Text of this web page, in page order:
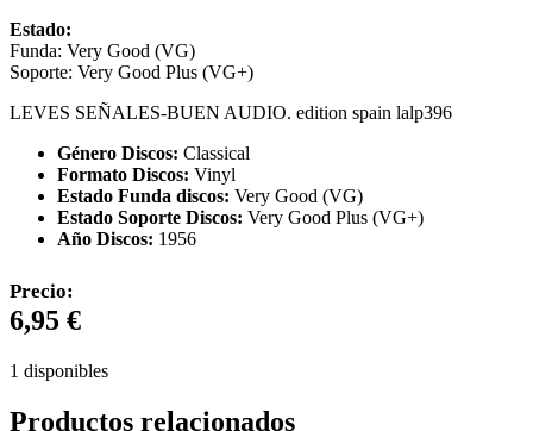
Estado:
Funda: Very Good (VG)
Soporte: Very Good Plus (VG+)
LEVES SEÑALES-BUEN AUDIO. edition spain lalp396
Género Discos: Classical
Formato Discos: Vinyl
Estado Funda discos: Very Good (VG)
Estado Soporte Discos: Very Good Plus (VG+)
Año Discos: 1956
Precio:
6,95 €
1 disponibles
Productos relacionados